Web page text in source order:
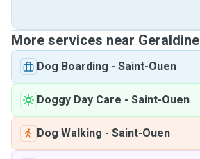
More services near Geraldine
Dog Boarding - Saint-Ouen
Doggy Day Care - Saint-Ouen
Dog Walking - Saint-Ouen